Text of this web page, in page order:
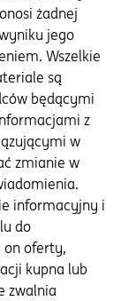
żadnej
jego
Wszelkie
są
będącymi
z
w
zmianie w
informacyjny i
do
on oferty,
kupna lub
zwalnia